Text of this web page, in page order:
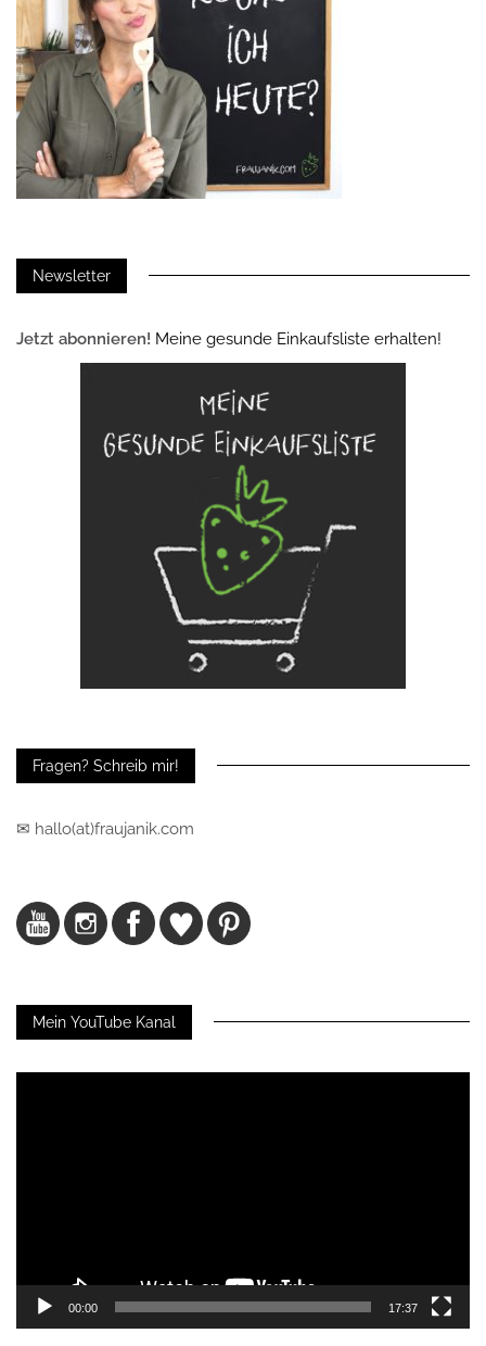
Newsletter
Jetzt abonnieren! Meine gesunde Einkaufsliste erhalten!
Fragen? Schreib mir!
✉ hallo(at)fraujanik.com
Mein YouTube Kanal
00:00 17:37